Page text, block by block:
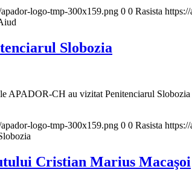
logo-tmp-300x159.png 0 0 Rasista
Slobozia
APADOR-CH au vizitat Penitenciarul
logo-tmp-300x159.png 0 0 Rasista
Cristian Marius Macaşoi